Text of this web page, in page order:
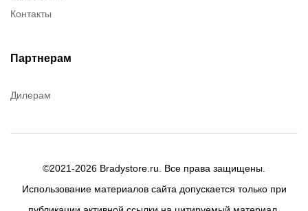
Контакты
Партнерам
Дилерам
©2021-2026 Bradystore.ru. Все права защищены.
Использование материалов сайта допускается только при